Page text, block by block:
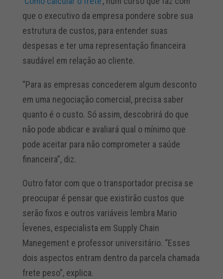
que o executivo da empresa pondere sobre sua
estrutura de custos, para entender suas
despesas e ter uma representação financeira
saudável em relação ao cliente.
“Para as empresas concederem algum desconto
em uma negociação comercial, precisa saber
quanto é o custo. Só assim, descobrirá do que
não pode abdicar e avaliará qual o mínimo que
pode aceitar para não comprometer a saúde
financeira”, diz.
Outro fator com que o transportador precisa se
preocupar é pensar que existirão custos que
serão fixos e outros variáveis lembra Mario
Íevenes, especialista em Supply Chain
Manegement e professor universitário. “Esses
dois aspectos entram dentro da parcela chamada
frete peso”, explica.